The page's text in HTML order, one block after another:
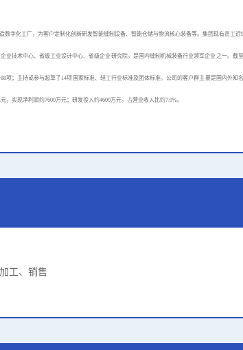
字化工厂，为客户定制化创新研发智能缝制设备、智能仓储与物流核心装备等。集团现有员工近
技术中心、省级工业设计中心、省级企业研究院，是国内缝制机械装备行业领军企业之一。截至
项；主持或参与起草了14项国家标准、轻工行业标准及团体标准。公司的客户群主要是国内外知
实现净利润约7600万元；研发投入约4600万元，占营业收入比约7.9%。
工、销售